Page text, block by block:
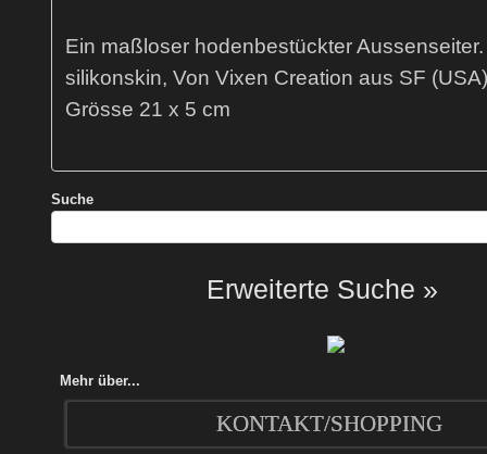
Ein maßloser hodenbestückter Aussenseiter.
silikonskin, Von Vixen Creation aus SF
Grösse 21 x 5 cm
Suche
Erweiterte Suche »
Mehr über...
KONTAKT/SHOPPING